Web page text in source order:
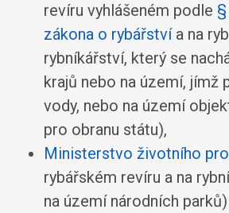
revíru vyhlášeném podle
zákona o rybářstvía na
rybníkářství, který se
krajů nebo na území, jímž
vody, nebo na území
pro obranu státu),
Ministerstvo životního
rybářském revíru a na
na území národních